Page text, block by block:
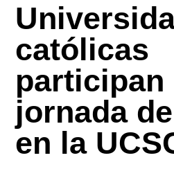
católicas
participan
jornada
en la